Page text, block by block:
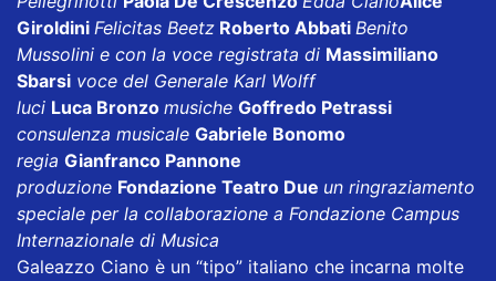
Giroldini Felicitas Beetz Roberto Abbati Benito
Mussolini e con la voce registrata di Massimiliano
Sbarsi voce del Generale Karl Wolff
luci Luca Bronzo musiche Goffredo Petrassi
consulenza musicale Gabriele Bonomo
regia Gianfranco Pannone
produzione Fondazione Teatro Due un ringraziamento
speciale per la collaborazione a Fondazione Campus
Internazionale di Musica
Galeazzo Ciano è un “tipo” italiano che incarna molte